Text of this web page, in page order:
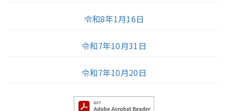
令和8年1月16日
令和7年10月31日
令和7年10月20日